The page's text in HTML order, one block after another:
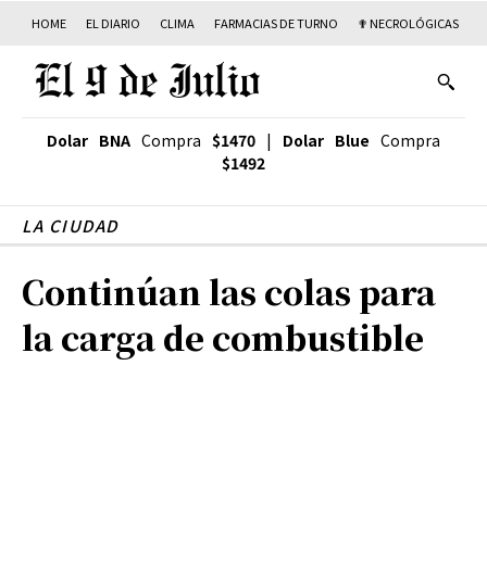
HOME EL DIARIO CLIMA FARMACIAS DE TURNO ✟ NECROLÓGICAS
Dolar BNA Compra $1470 | Dolar Blue Compra
$1492
LA CIUDAD
Continúan las colas para
la carga de combustible